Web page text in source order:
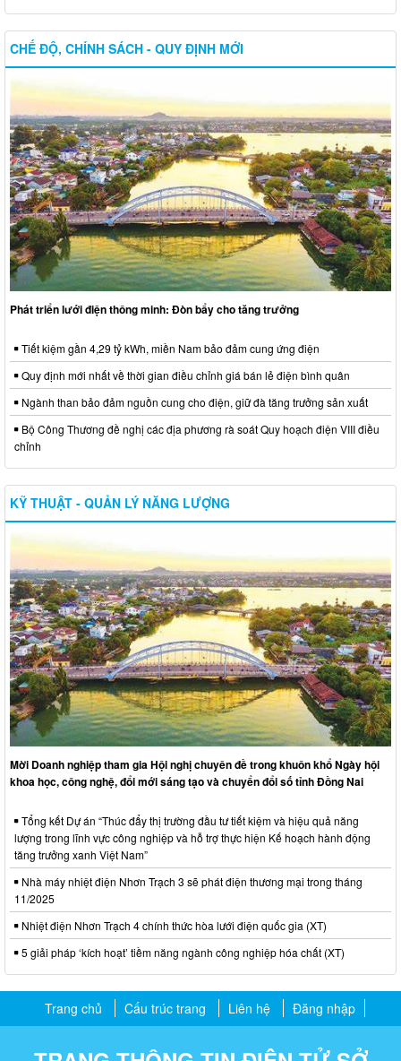
CHẾ ĐỘ, CHÍNH SÁCH - QUY ĐỊNH MỚI
Phát triển lưới điện thông minh: Đòn bẩy cho tăng trưởng
Tiết kiệm gần 4,29 tỷ kWh, miền Nam bảo đảm cung ứng điện
Quy định mới nhất về thời gian điều chỉnh giá bán lẻ điện bình quân
Ngành than bảo đảm nguồn cung cho điện, giữ đà tăng trưởng sản xuất
Bộ Công Thương đề nghị các địa phương rà soát Quy hoạch điện VIII điều
chỉnh
KỸ THUẬT - QUẢN LÝ NĂNG LƯỢNG
Mời Doanh nghiệp tham gia Hội nghị chuyên đề trong khuôn khổ Ngày hội
khoa học, công nghệ, đổi mới sáng tạo và chuyển đổi số tỉnh Đồng Nai
Tổng kết Dự án “Thúc đẩy thị trường đầu tư tiết kiệm và hiệu quả năng
lượng trong lĩnh vực công nghiệp và hỗ trợ thực hiện Kế hoạch hành động
tăng trưởng xanh Việt Nam”
Nhà máy nhiệt điện Nhơn Trạch 3 sẽ phát điện thương mại trong tháng
11/2025
Nhiệt điện Nhơn Trạch 4 chính thức hòa lưới điện quốc gia (XT)
5 giải pháp ‘kích hoạt’ tiềm năng ngành công nghiệp hóa chất (XT)
Trang chủ Cấu trúc trang Liên hệ Đăng nhập